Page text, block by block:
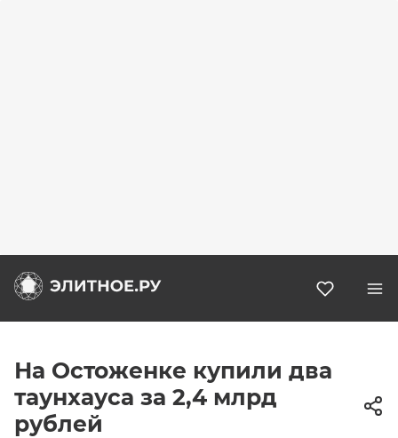
На Остоженке купили два
таунхауса за 2,4 млрд
рублей